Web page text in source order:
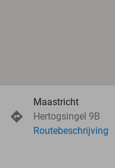
Maastricht
Hertogsingel 9B
Routebeschrijving